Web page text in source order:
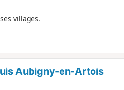
villages.
Aubigny-en-Artois